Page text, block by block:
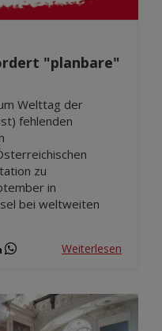
"planbare"
Welttag der
fehlenden
zu
in
bei weltweiten
Weiterlesen